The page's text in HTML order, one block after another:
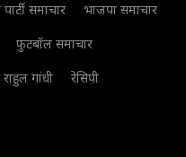
समाचार
भाजपा समाचार
फुटबॉल समाचार
राहुल गांधी
रेसिपी